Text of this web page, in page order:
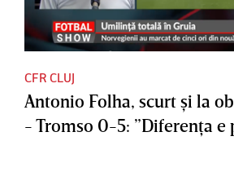
CFR CLUJ
Antonio Folha, scurt şi la
- Tromso 0-5: ”Diferenţa e